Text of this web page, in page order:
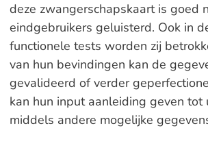
deze zwangerschapskaart is goed
eindgebruikers geluisterd. Ook in
functionele tests worden zij
van hun bevindingen kan de
gevalideerd of verder
kan hun input aanleiding geven tot
middels andere mogelijke